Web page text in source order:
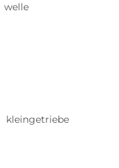
welle
kleingetriebe